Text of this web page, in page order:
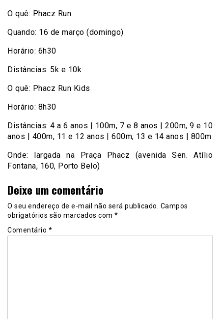
O quê: Phacz Run
Quando: 16 de março (domingo)
Horário: 6h30
Distâncias: 5k e 10k
O quê: Phacz Run Kids
Horário: 8h30
Distâncias: 4 a 6 anos | 100m, 7 e 8 anos | 200m, 9 e 10
anos | 400m, 11 e 12 anos | 600m, 13 e 14 anos | 800m
Onde: largada na Praça Phacz (avenida Sen. Atílio
Fontana, 160, Porto Belo)
Deixe um comentário
O seu endereço de e-mail não será publicado. Campos
obrigatórios são marcados com *
Comentário *